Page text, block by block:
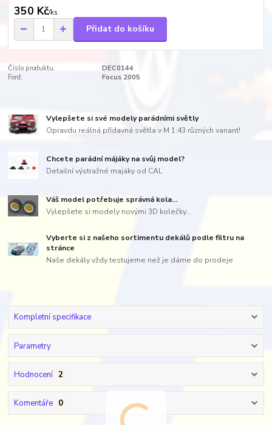
350 Kč/ks
Přidat do košíku
Číslo produktu:
DEC0144
Ford:
Focus 2005
Vylepšete si své modely parádními světly
Opravdu reálná přídavná světla v M 1:43 různých variant!
Chcete parádní májáky na svůj model?
Detailní výstražné majáky od CAL
Váš model potřebuje správná kola...
Vylepšete si modely novými 3D kolečky...
Vyberte si z našeho sortimentu dekálů podle filtru na
stránce
Naše dekály vždy testujeme než je dáme do prodeje
Kompletní specifikace
Parametry
Hodnocení 2
Komentáře 0